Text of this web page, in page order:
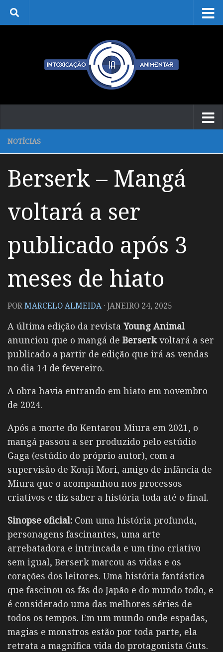
Skip to content
NOTÍCIAS
Berserk – Mangá
voltará a ser
publicado após 3
meses de hiato
PORMARCELO ALMEIDA ·JANEIRO 24, 2025
A última edição da revista Young Animal
anunciou que o mangá de Berserkvoltará a ser
publicado a partir de edição que irá as vendas
no dia 14 de fevereiro.
A obra havia entrando em hiato em novembro
de 2024.
Após a morte do Kentarou Miura em 2021, o
mangá passou a ser produzido pelo estúdio
Gaga (estúdio do próprio autor), com a
supervisão de Kouji Mori, amigo de infância de
Miura que o acompanhou nos processos
criativos e diz saber a história toda até o final.
Sinopse oficial: Com uma história profunda,
personagens fascinantes, uma arte
arrebatadora e intrincada e um tino criativo
sem igual, Berserk marcou as vidas e os
corações dos leitores. Uma história fantástica
que fascinou os fãs do Japão e do mundo todo, e
é considerado uma das melhores séries de
todos os tempos. Em um mundo onde espadas,
magias e monstros estão por toda parte, ela
retrata a magnífica vida do protagonista Guts.